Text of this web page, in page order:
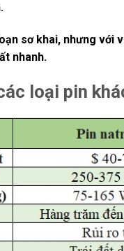
sơ khai, nhưng
nhanh.
loại pin